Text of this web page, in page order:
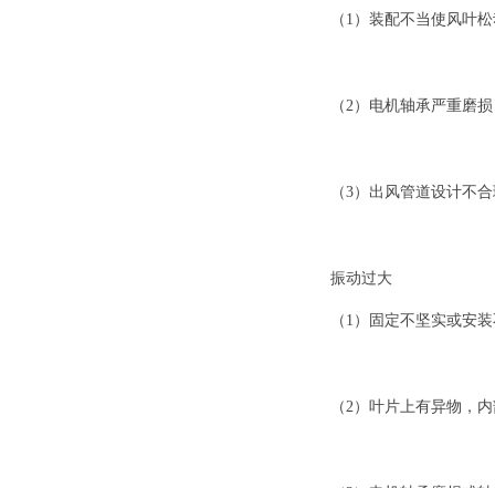
（1）装配不当使风叶
（2）电机轴承严重磨
（3）出风管道设计不
振动过大
（1）固定不坚实或安
（2）叶片上有异物，